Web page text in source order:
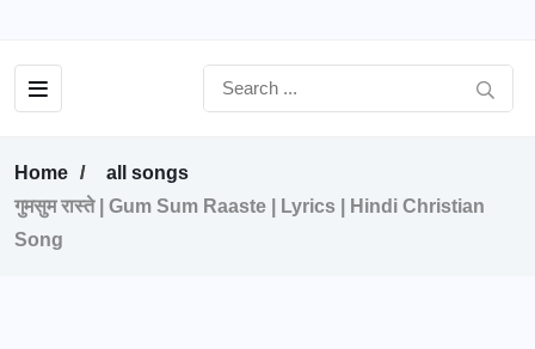
Home
all songs
गुमसुम रास्ते | Gum Sum Raaste | Lyrics | Hindi Christian
Song